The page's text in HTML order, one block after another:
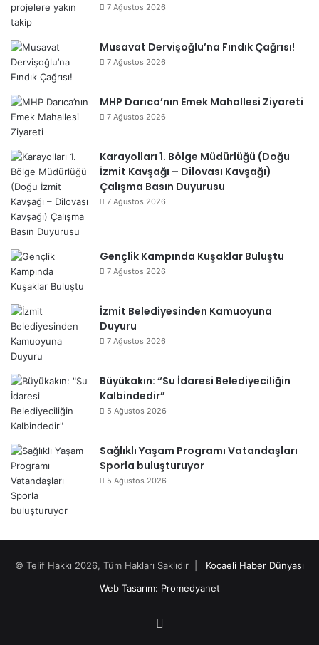
7 Ağustos 2026
Musavat Dervişoğlu’na Fındık Çağrısı!
7 Ağustos 2026
MHP Darıca’nın Emek Mahallesi Ziyareti
7 Ağustos 2026
Karayolları 1. Bölge Müdürlüğü (Doğu
İzmit Kavşağı – Dilovası Kavşağı)
Çalışma Basın Duyurusu
7 Ağustos 2026
Gençlik Kampında Kuşaklar Buluştu
7 Ağustos 2026
İzmit Belediyesinden Kamuoyuna
Duyuru
7 Ağustos 2026
Büyükakın: “Su İdaresi Belediyeciliğin
Kalbindedir”
5 Ağustos 2026
Sağlıklı Yaşam Programı Vatandaşları
Sporla buluşturuyor
5 Ağustos 2026
© Telif Hakkı 2026, Tüm Hakları Saklıdır | Kocaeli Haber Dünyası
Web Tasarım: Promedyanet